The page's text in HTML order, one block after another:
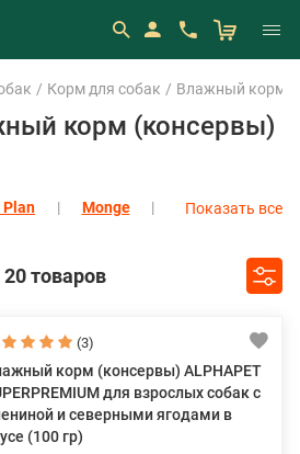
Корм для собак Влажный корм
корм (консервы)
Monge
Показать все
20 товаров
(3)
корм (консервы) ALPHAPET
для взрослых собак с
и северными ягодами в
(100 гр)